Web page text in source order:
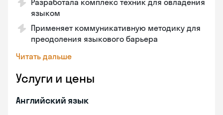
Разработала комплекс техник для овладения
языком
Применяет коммуникативную методику для
преодоления языкового барьера
Читать дальше
Услуги и цены
Английский язык